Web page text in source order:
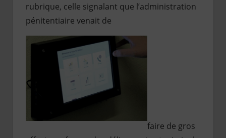
rubrique, celle signalant que l’administration
pénitentiaire venait de
faire de gros